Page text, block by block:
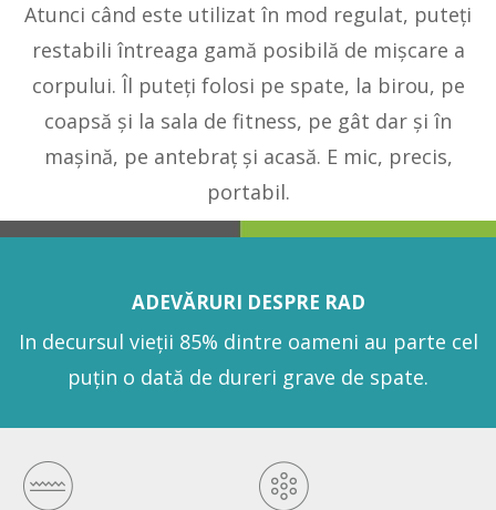
Atunci când este utilizat în mod regulat, puteţi
restabili întreaga gamă posibilă de mişcare a
corpului. Îl puteți folosi pe spate, la birou, pe
coapsă și la sala de fitness, pe gât dar și în
mașină, pe antebraț și acasă. E mic, precis,
portabil.
ADEVĂRURI DESPRE RAD
In decursul vieții 85% dintre oameni au parte cel
puţin o dată de dureri grave de spate.